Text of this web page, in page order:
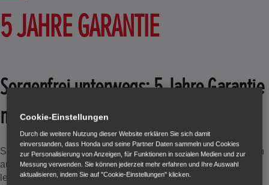
5 JAHRE GARANTIE
Sorgenfrei unterwegs: 5 Jahre Garantie
mit Honda Marine 🛡️
Standardmäßig bieten wir Ihnen eine Garantie von fünf Jahren
auf Ihren neuen Außenbordmotor. Voraussetzung hierfür ist
lediglich, dass die regelmäßigen Service- und
Cookie-Einstellungen
Durch die weitere Nutzung dieser Website erklären Sie sich damit
einverstanden, dass Honda und seine Partner Daten sammeln und Cookies
zur Personalisierung von Anzeigen, für Funktionen in sozialen Medien und zur
Messung verwenden. Sie können jederzeit mehr erfahren und Ihre Auswahl
aktualisieren, indem Sie auf "Cookie-Einstellungen" klicken.